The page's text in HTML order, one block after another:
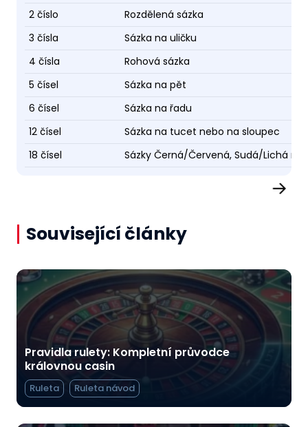
2 číslo
Rozdělená sázka
3 čísla
Sázka na uličku
4 čísla
Rohová sázka
5 čísel
Sázka na pět
6 čísel
Sázka na řadu
12 čísel
Sázka na tucet nebo na sloupec
18 čísel
Sázky Černá/Červená, Sudá/Lichá
→
Související články
Pravidla rulety: Kompletní průvodce
královnou casin
Ruleta Ruleta návod